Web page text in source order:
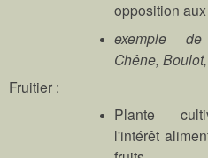
opposition
exemple
Chêne,
Fruitier :
Plante
l'intérêt